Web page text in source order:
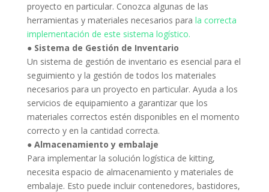
proyecto en particular. Conozca algunas de las
herramientas y materiales necesarios para la correcta
implementación de este sistema logístico.
● Sistema de Gestión de Inventario
Un sistema de gestión de inventario es esencial para el
seguimiento y la gestión de todos los materiales
necesarios para un proyecto en particular. Ayuda a los
servicios de equipamiento a garantizar que los
materiales correctos estén disponibles en el momento
correcto y en la cantidad correcta.
● Almacenamiento y embalaje
Para implementar la solución logística de kitting,
necesita espacio de almacenamiento y materiales de
embalaje. Esto puede incluir contenedores, bastidores,